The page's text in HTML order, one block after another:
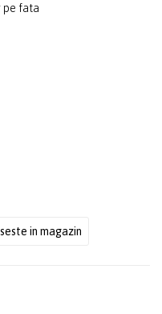
pe fata
in magazin